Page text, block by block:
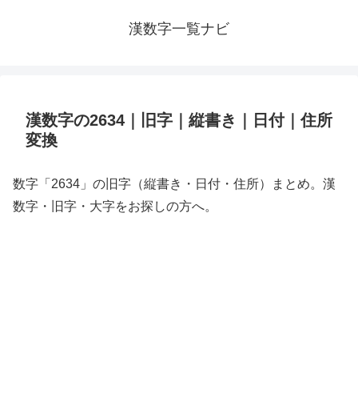
漢数字一覧ナビ
漢数字の2634｜旧字｜縦書き｜日付｜住所
変換
数字「2634」の旧字（縦書き・日付・住所）まとめ。漢
数字・旧字・大字をお探しの方へ。